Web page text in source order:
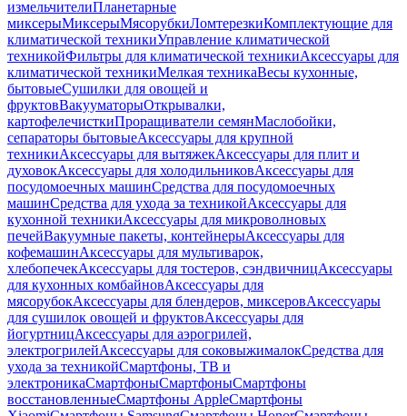
измельчителиПланетарные
миксерыМиксерыМясорубкиЛомтерезкиКомплектующие для
климатической техникиУправление климатической
техникойФильтры для климатической техникиАксессуары для
климатической техникиМелкая техникаВесы кухонные,
бытовыеСушилки для овощей и
фруктовВакууматорыОткрывалки,
картофелечисткиПроращиватели семянМаслобойки,
сепараторы бытовыеАксессуары для крупной
техникиАксессуары для вытяжекАксессуары для плит и
духовокАксессуары для холодильниковАксессуары для
посудомоечных машинСредства для посудомоечных
машинСредства для ухода за техникойАксессуары для
кухонной техникиАксессуары для микроволновых
печейВакуумные пакеты, контейнерыАксессуары для
кофемашинАксессуары для мультиварок,
хлебопечекАксессуары для тостеров, сэндвичницАксессуары
для кухонных комбайновАксессуары для
мясорубокАксессуары для блендеров, миксеровАксессуары
для сушилок овощей и фруктовАксессуары для
йогуртницАксессуары для аэрогрилей,
электрогрилейАксессуары для соковыжималокСредства для
ухода за техникойСмартфоны, ТВ и
электроникаСмартфоныСмартфоныСмартфоны
восстановленныеСмартфоны AppleСмартфоны